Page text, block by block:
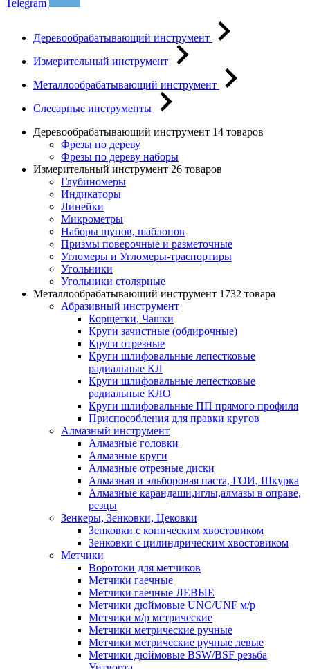
Telegram
Деревообрабатывающий инструмент
Измерительный инструмент
Металлообрабатывающий инструмент
Слесарные инструменты
Деревообрабатывающий инструмент 14 товаров
Фрезы по дереву
Фрезы по дереву наборы
Измерительный инструмент 26 товаров
Глубиномеры
Индикаторы
Линейки
Микрометры
Наборы щупов, шаблонов
Призмы поверочные и разметочные
Угломеры и Угломеры-траспортиры
Угольники
Угольники столярные
Металлообрабатывающий инструмент 1732 товара
Абразивный инструмент
Корщетки, Чашки
Круги зачистные (обдирочные)
Круги отрезные
Круги шлифовальные лепестковые
радиальные КЛ
Круги шлифовальные лепестковые
радиальные КЛО
Круги шлифовальные ПП прямого профиля
Приспособления для правки кругов
Алмазный инструмент
Алмазные головки
Алмазные круги
Алмазные отрезные диски
Алмазная и эльборовая паста, ГОИ, Шкурка
Алмазные карандаши,иглы,алмазы в оправе,
резцы
Зенкеры, Зенковки, Цековки
Зенковки с коническим хвостовиком
Зенковки с цилиндрическим хвостовиком
Метчики
Воротоки для метчиков
Метчики гаечные
Метчики гаечные ЛЕВЫЕ
Метчики дюймовые UNC/UNF м/р
Метчики м/р метрические
Метчики метрические ручные
Метчики метрические ручные левые
Метчики дюймовые BSW/BSF резьба